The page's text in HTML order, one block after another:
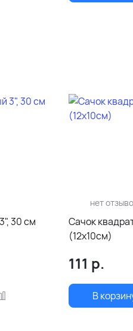
30 см
нет
Сачок
(12х10см)
111 р.
В